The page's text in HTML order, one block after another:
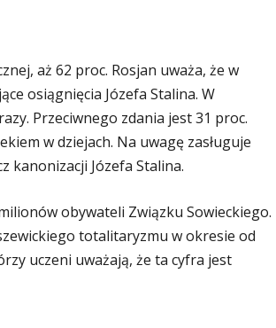
aż 62 proc. Rosjan uważa, że w
osiągnięcia Józefa Stalina. W
Przeciwnego zdania jest 31 proc.
w dziejach. Na uwagę zasługuje
kanonizacji Józefa Stalina.
obywateli Związku Sowieckiego.
totalitaryzmu w okresie od
uczeni uważają, że ta cyfra jest